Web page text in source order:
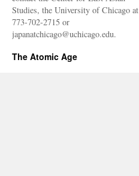
Studies, the University of Chicago at
773-702-2715 or
japanatchicago@uchicago.edu.
The Atomic Age